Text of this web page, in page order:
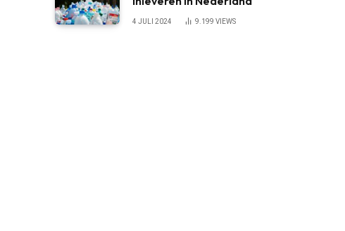
4 JULI 2024 9.199 VIEWS